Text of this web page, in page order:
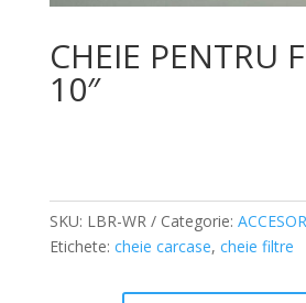
CHEIE PENTRU
10″
SKU: LBR-WR Categorie:
Etichete: cheie carcase, cheie filtre